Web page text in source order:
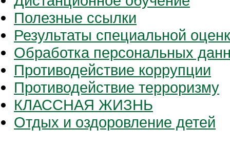
Полезные ссылки
Результаты специальной
Обработка персональных
Противодействие коррупции
Противодействие терроризму
КЛАССНАЯ ЖИЗНЬ
Отдых и оздоровление детей